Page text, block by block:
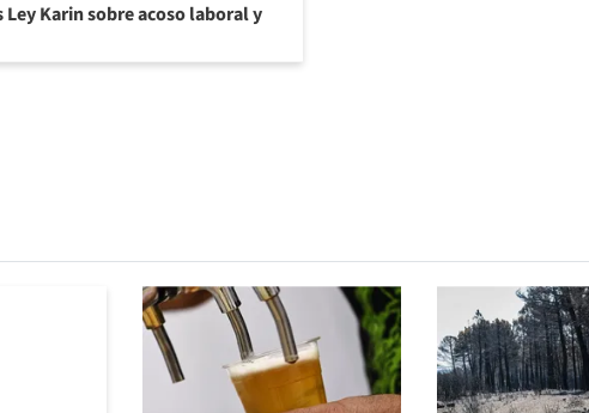
Karin sobre acoso laboral y